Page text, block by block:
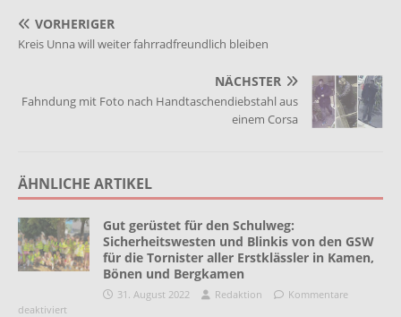
VORHERIGER
Kreis Unna will weiter fahrradfreundlich bleiben
NÄCHSTER
Fahndung mit Foto nach Handtaschendiebstahl aus
einem Corsa
ÄHNLICHE ARTIKEL
Gut gerüstet für den Schulweg:
Sicherheitswesten und Blinkis von den GSW
für die Tornister aller Erstklässler in Kamen,
Bönen und Bergkamen
31. August 2022 Redaktion
Kommentare
deaktiviert